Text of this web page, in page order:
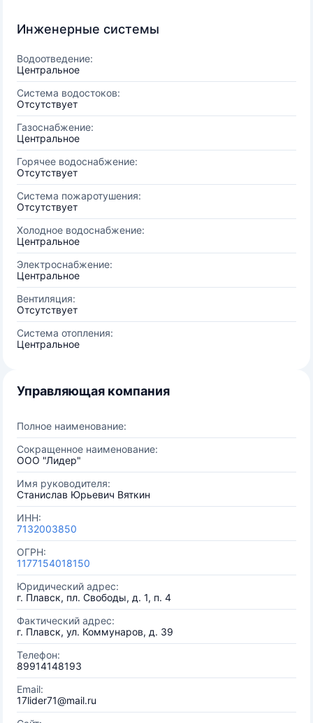
Инженерные системы
Водоотведение:
Центральное
Система водостоков:
Отсутствует
Газоснабжение:
Центральное
Горячее водоснабжение:
Отсутствует
Система пожаротушения:
Отсутствует
Холодное водоснабжение:
Центральное
Электроснабжение:
Центральное
Вентиляция:
Отсутствует
Система отопления:
Центральное
Управляющая компания
Полное наименование:
Сокращенное наименование:
ООО "Лидер"
Имя руководителя:
Станислав Юрьевич Вяткин
ИНН:
7132003850
ОГРН:
1177154018150
Юридический адрес:
г. Плавск, пл. Свободы, д. 1, п. 4
Фактический адрес:
г. Плавск, ул. Коммунаров, д. 39
Телефон:
89914148193
Email:
17lider71@mail.ru